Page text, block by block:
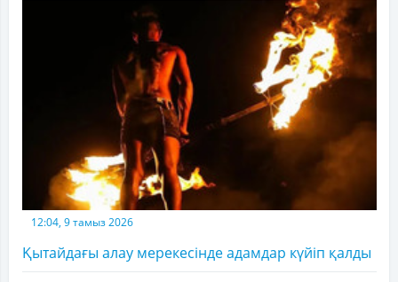
12:04, 9 тамыз 2026
Қытайдағы алау мерекесінде адамдар күйіп қалды